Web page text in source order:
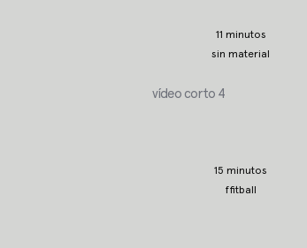
11 minutos
sin material
vídeo corto 4
15 minutos
ffitball